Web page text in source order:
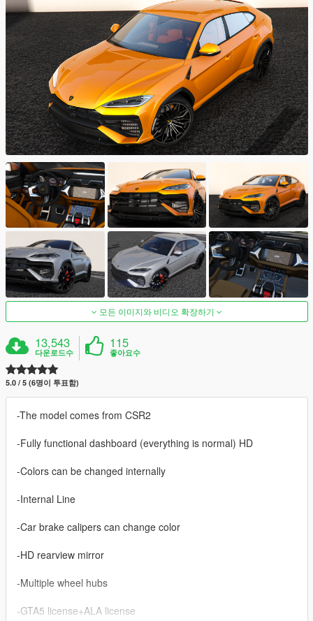
모든 이미지와 비디오 확장하기
13,543
다운로드수
115
좋아요수
5.0 / 5 (6명이 투표함)
-The model comes from CSR2
-Fully functional dashboard (everything is normal) HD
-Colors can be changed internally
-Internal Line
-Car brake calipers can change color
-HD rearview mirror
-Multiple wheel hubs
-GTA5 license+ALA license